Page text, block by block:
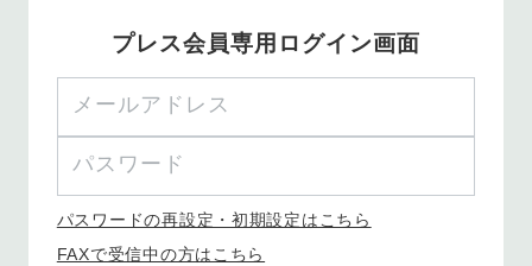
プレス会員専用ログイン画面
パスワードの再設定・初期設定はこちら
FAXで受信中の方はこちら